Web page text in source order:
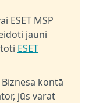
ESET MSP
jauni
ESET
Biznesa kontā
jūs varat